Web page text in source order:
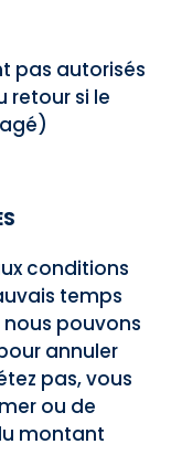
pas autorisés
retour si le
conditions
temps
pouvons
annuler
pas, vous
ou de
montant